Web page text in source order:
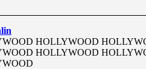
HOLLYWOOD
HOLLYWOOD